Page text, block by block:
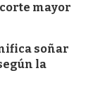
mayor
soñar
la